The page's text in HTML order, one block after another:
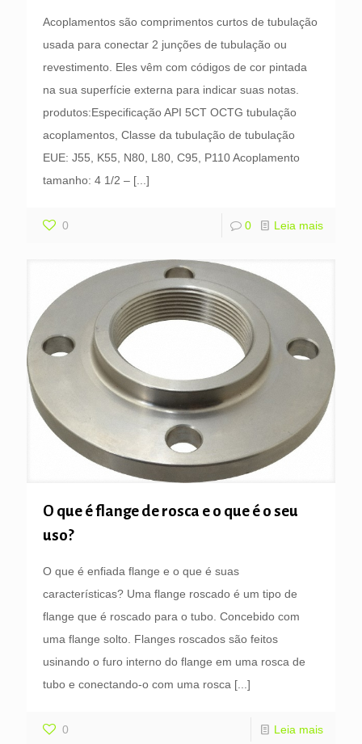
Acoplamentos são comprimentos curtos de tubulação
usada para conectar 2 junções de tubulação ou
revestimento. Eles vêm com códigos de cor pintada
na sua superfície externa para indicar suas notas.
produtos:Especificação API 5CT OCTG tubulação
acoplamentos, Classe da tubulação de tubulação
EUE: J55, K55, N80, L80, C95, P110 Acoplamento
tamanho: 4 1/2 – [...]
0 0 Leia mais
O que é flange de rosca e o que é o seu
uso?
O que é enfiada flange e o que é suas
características? Uma flange roscado é um tipo de
flange que é roscado para o tubo. Concebido com
uma flange solto. Flanges roscados são feitos
usinando o furo interno do flange em uma rosca de
tubo e conectando-o com uma rosca [...]
0 Leia mais